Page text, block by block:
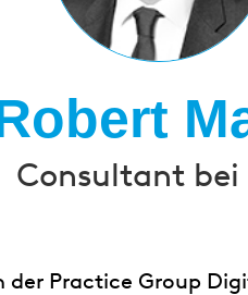
Consultant bei
Practice Group